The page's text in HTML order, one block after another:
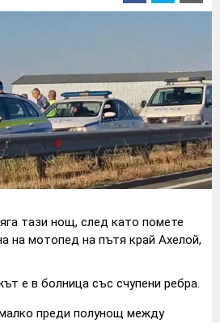
тази нощ, след като помете
на мотопед на пътя край Ахелой,
е в болница със счупени ребра.
преди полунощ между